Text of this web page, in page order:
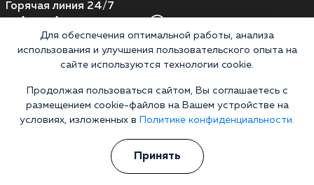
Кодирование алкоголизма
Кодирование от алкоголя на дому
Зашиться от алкоголизма
Горячая линия 24/7
Информационная служба
Перезвоните мне
Для обеспечения оптимальной работы, анализа
использования и улучшения пользовательского опыта на
сайте используются технологии cookie.
Продолжая пользоваться сайтом, Вы соглашаетесь с
размещением cookie-файлов на Вашем устройстве на
условиях, изложенных в
Политике конфиденциальности.
Принять